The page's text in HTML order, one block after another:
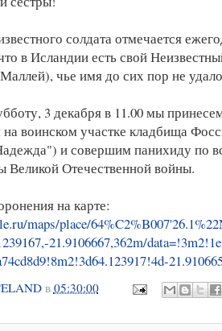
солдата отмечается
в Исландии есть свой
чье имя до сих пор не
3 декабря в 11.00 мы
на воинском участке кладбища
и совершим панихиду по
Великой Отечественной войны.
на карте:
maps/place/
21.9106667,362m/
в 05:30:00